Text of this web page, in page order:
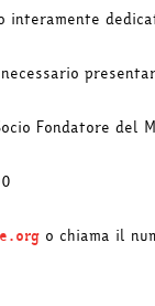
interamente
Fondatore del
o chiama il